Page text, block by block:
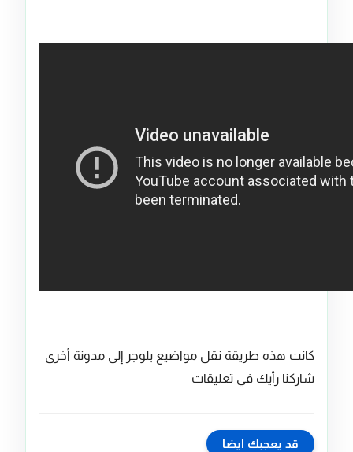
كانت هذه طريقة نقل مواضيع بلوجر إلى مدونة أخرى
شاركنا رأيك في تعليقات
قد يعجبك ايضا